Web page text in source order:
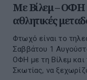
Με Βίλεμ – ΟΦΗ
αθλητικές
Φτωχό είναι το
Σαββάτου 1
ΟΦΗ με τη Βίλεμ και
Σκωτίας, να